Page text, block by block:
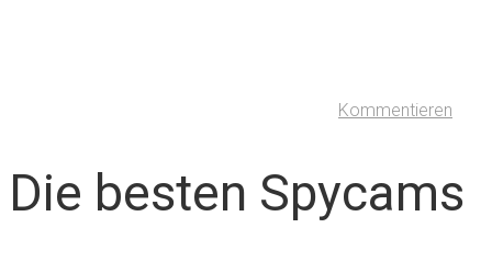
Kommentieren
Die besten Spycams